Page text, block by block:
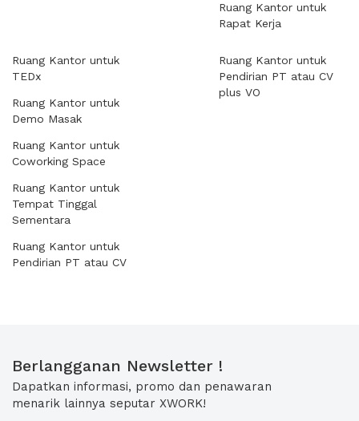
Ruang Kantor untuk
Rapat Kerja
Ruang Kantor untuk
TEDx
Ruang Kantor untuk
Demo Masak
Ruang Kantor untuk
Coworking Space
Ruang Kantor untuk
Tempat Tinggal
Sementara
Ruang Kantor untuk
Pendirian PT atau CV
Ruang Kantor untuk
Pendirian PT atau CV
plus VO
Berlangganan Newsletter !
Dapatkan informasi, promo dan penawaran
menarik lainnya seputar XWORK!